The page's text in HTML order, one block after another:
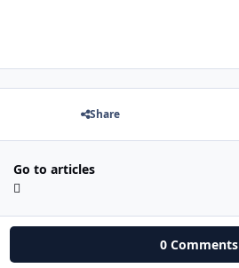
Share
Go to articles
0 Comments